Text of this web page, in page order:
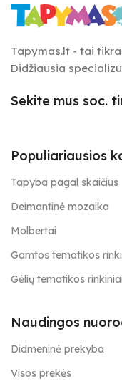
Tapymas.lt - tai
Didžiausia
Sekite mus soc.
Populiariausios
Tapyba pagal skaičius
Deimantinė mozaika
Molbertai
Gamtos tematikos
Gėlių tematikos rinkiniai
Naudingos
Didmeninė prekyba
Visos prekės